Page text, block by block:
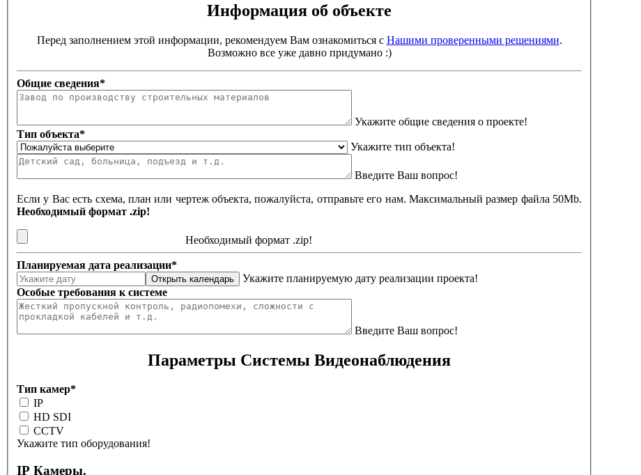
Информация об объекте
Перед заполнением этой информации, рекомендуем Вам ознакомиться с Нашими проверенными решениями.
Возможно все уже давно придумано :)
Общие сведения*
Укажите общие сведения о проекте!
Тип объекта*
Укажите тип объекта!
Введите Ваш вопрос!
Если у Вас есть схема, план или чертеж объекта, пожалуйста, отправьте его нам. Максимальный размер файла 50Mb.
Необходимый формат .zip!
Необходимый формат .zip!
Планируемая дата реализации*
Укажите планируемую дату реализации проекта!
Особые требования к системе
Введите Ваш вопрос!
Параметры Системы Видеонаблюдения
Тип камер*
IP
HD SDI
CCTV
Укажите тип оборудования!
IP Камеры.